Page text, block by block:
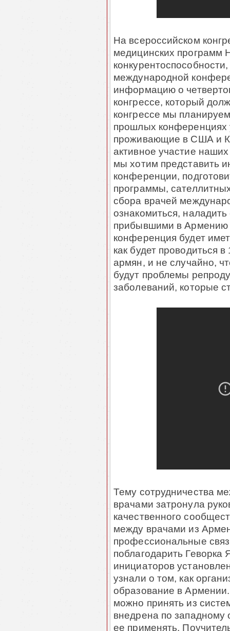
На всероссийском
медицинских программ
международной
информацию о
конгрессе, который
конгрессе мы
прошлых конференциях
проживающие в США и
активное участие
мы хотим представить
конференции,
программы,
сбора врачей
ознакомиться,
прибывшими в Армению
конференция будет
как будет проводиться
армян, и не случайно,
будут проблемы
заболеваний, которые
Тему сотрудничества
врачами затронула
качественного
между врачами из
профессиональные
поблагодарить Геворка
инициаторов
узнали о том, как
образование в
можно принять из
внедрена по западному
ее применять.